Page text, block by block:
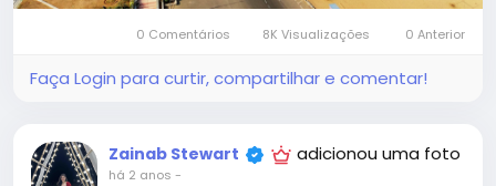
0 Comentários 8K Visualizações 0 Anterior
Faça Login para curtir, compartilhar e comentar!
Zainab Stewart adicionou uma foto
há 2 anos -